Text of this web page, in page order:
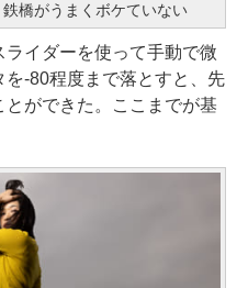
橋がうまくボケていない
イダーを使って手動で微
-80程度まで落とすと、先
ができた。ここまでが基